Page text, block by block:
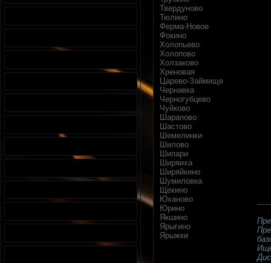
Твердуново
Тюлино
Ферма-Новое
Фокино
Холопьево
Холопово
Холзаково
Хреновая
Царево-Займище
Чернавка
Черногубцево
Чуйково
Шарапово
Шастово
Шемелинки
Шилово
Шипари
Ширяиха
Ширяйкино
Шумиловка
Щекино
Юханово
Юрино
Якшино
Ярыгино
Ярыжки